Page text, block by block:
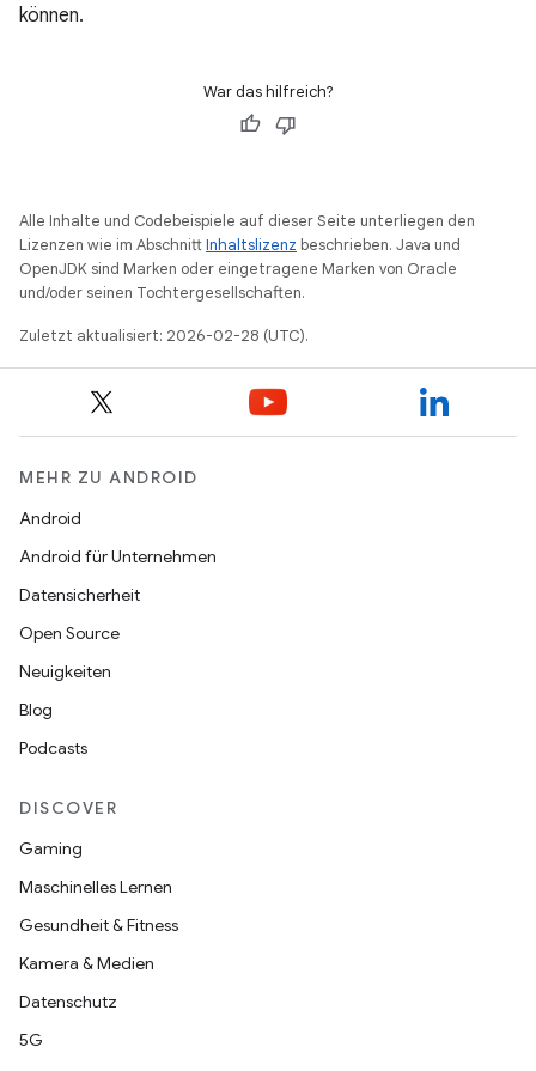
können.
War das hilfreich?
Alle Inhalte und Codebeispiele auf dieser Seite unterliegen den
Lizenzen wie im AbschnittInhaltslizenz beschrieben. Java und
OpenJDK sind Marken oder eingetragene Marken von Oracle
und/oder seinen Tochtergesellschaften.
Zuletzt aktualisiert: 2026-02-28 (UTC).
MEHR ZU ANDROID
Android
Android für Unternehmen
Datensicherheit
Open Source
Neuigkeiten
Blog
Podcasts
DISCOVER
Gaming
Maschinelles Lernen
Gesundheit & Fitness
Kamera & Medien
Datenschutz
5G